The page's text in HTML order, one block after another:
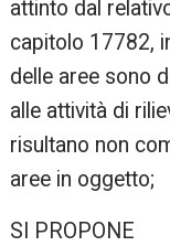
attinto dal
capitolo 17782,
delle aree sono
alle attività di
risultano non
aree in oggetto;
SI PROPONE